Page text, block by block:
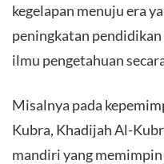
kegelapan menuju era
peningkatan
ilmu pengetahuan
Misalnya pada
Kubra, Khadijah Al-
mandiri yang